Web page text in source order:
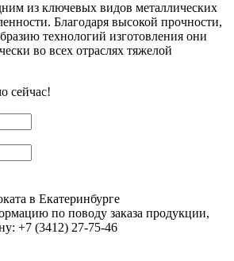
из ключевых видов металлических
Благодаря высокой прочности,
технологий изготовления они
во всех отраслях тяжелой
сейчас!
в Екатеринбурге
по поводу заказа продукции,
+7 (3412) 27-75-46